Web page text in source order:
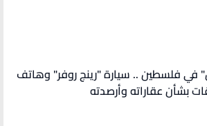
"أغنى متسول" في فلسطين .. سيارة "رينج روفر" وهاتف
بشأن عقاراته وأرصدته